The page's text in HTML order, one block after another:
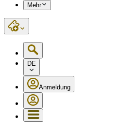
Mehr
DE
Anmeldung